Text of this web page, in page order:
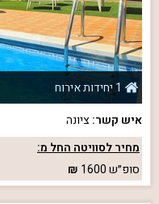
1 יחידות אירוח
איש קשר:ציונה
מחיר לסוויטה החל מ:
סופ״ש1600